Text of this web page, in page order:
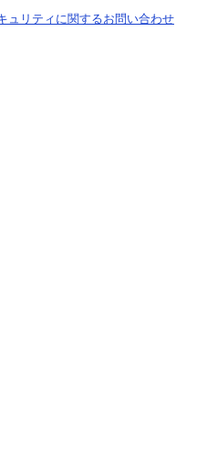
ュリティに関するお問い合わせ